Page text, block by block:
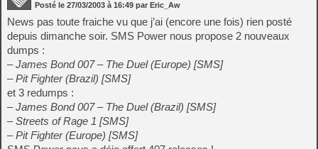
Posté le 27/03/2003 à 16:49 par Eric_Aw
News pas toute fraiche vu que j’ai (encore une fois) rien posté
depuis dimanche soir. SMS Power nous propose 2 nouveaux
dumps :
– James Bond 007 – The Duel (Europe) [SMS]
– Pit Fighter (Brazil) [SMS]
et 3 redumps :
– James Bond 007 – The Duel (Brazil) [SMS]
– Streets of Rage 1 [SMS]
– Pit Fighter (Europe) [SMS]